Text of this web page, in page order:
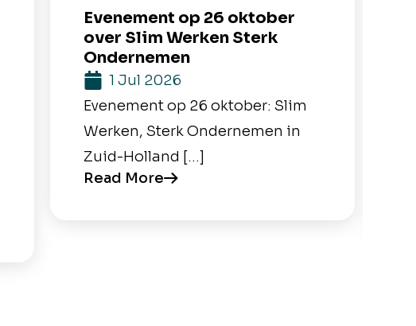
Evenement op 26 oktober
over Slim Werken Sterk
Ondernemen
1 Jul 2026
Evenement op 26 oktober: Slim
Werken, Sterk Ondernemen in
Zuid-Holland […]
Read More